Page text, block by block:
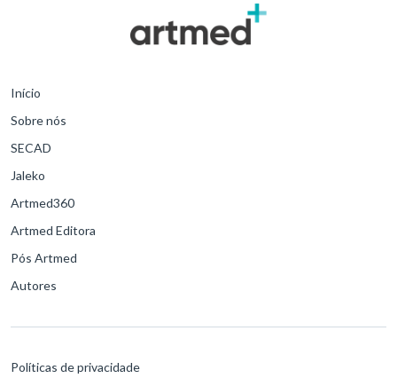
Início
Sobre nós
SECAD
Jaleko
Artmed360
Artmed Editora
Pós Artmed
Autores
Políticas de privacidade